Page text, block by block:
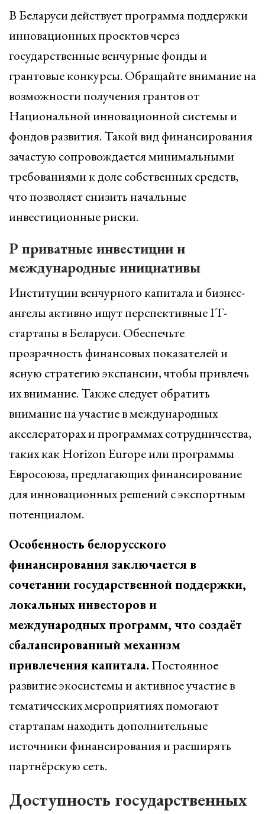
В Беларуси действует программа поддержки
инновационных проектов через
государственные венчурные фонды и
грантовые конкурсы. Обращайте внимание на
возможности получения грантов от
Национальной инновационной системы и
фондов развития. Такой вид финансирования
зачастую сопровождается минимальными
требованиями к доле собственных средств,
что позволяет снизить начальные
инвестиционные риски.
Р приватные инвестиции и
международные инициативы
Институции венчурного капитала и бизнес-
ангелы активно ищут перспективные IT-
стартапы в Беларуси. Обеспечьте
прозрачность финансовых показателей и
ясную стратегию экспансии, чтобы привлечь
их внимание. Также следует обратить
внимание на участие в международных
акселераторах и программах сотрудничества,
таких как Horizon Europe или программы
Евросоюза, предлагающих финансирование
для инновационных решений с экспортным
потенциалом.
Особенность белорусского
финансирования заключается в
сочетании государственной поддержки,
локальных инвесторов и
международных программ, что создаёт
сбалансированный механизм
привлечения капитала.Постоянное
развитие экосистемы и активное участие в
тематических мероприятиях помогают
стартапам находить дополнительные
источники финансирования и расширять
партнёрскую сеть.
Доступность государственных